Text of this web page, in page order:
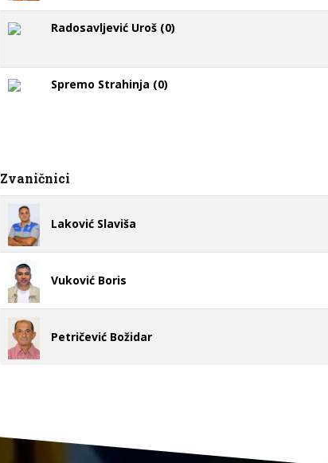
Radosavljević Uroš (0)
Spremo Strahinja (0)
Zvaničnici
Laković Slaviša
Vuković Boris
Petričević Božidar